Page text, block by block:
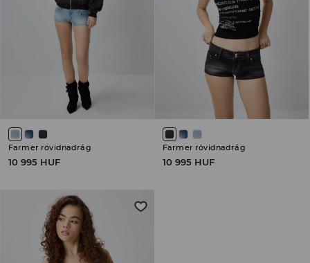
Farmer rövidnadrág
10 995 HUF
Farmer rövidnadrág
10 995 HUF